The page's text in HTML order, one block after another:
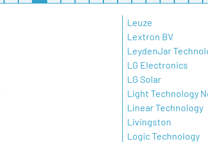
Leuze
Lextron BV
LeydenJar
LG Electronics
LG Solar
Light Technology
Linear Technology
Livingston
Logic Technology